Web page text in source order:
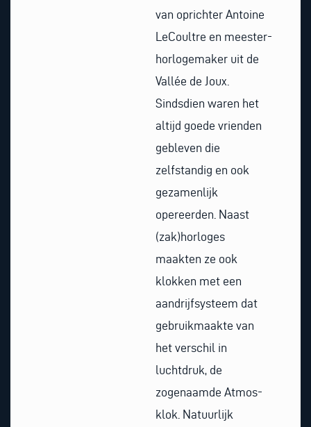
van oprichter Antoine
LeCoultre en meester-
horlogemaker uit de
Vallée de Joux.
Sindsdien waren het
altijd goede vrienden
gebleven die
zelfstandig en ook
gezamenlijk
opereerden. Naast
(zak)horloges
maakten ze ook
klokken met een
aandrijfsysteem dat
gebruikmaakte van
het verschil in
luchtdruk, de
zogenaamde Atmos-
klok. Natuurlijk